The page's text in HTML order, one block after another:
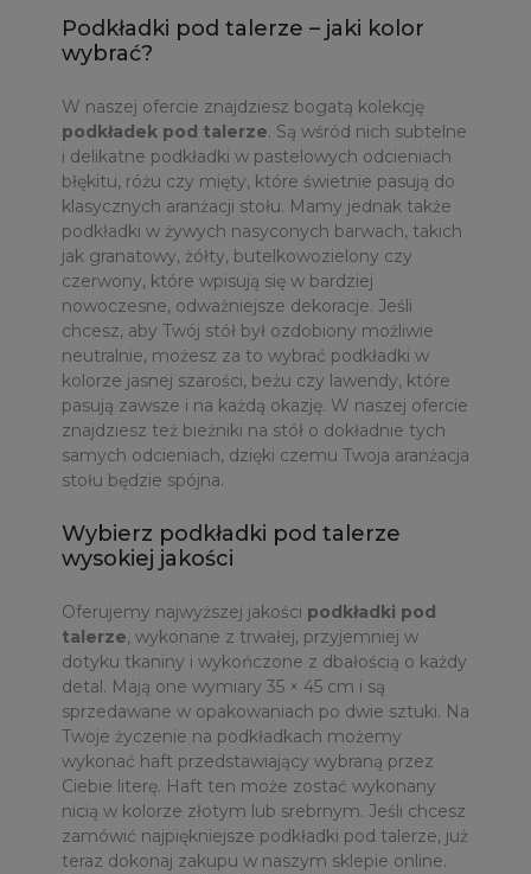
Podkładki pod talerze – jaki kolor
wybrać?
W naszej ofercie znajdziesz bogatą kolekcję
podkładek pod talerze. Są wśród nich subtelne
i delikatne podkładki w pastelowych odcieniach
błękitu, różu czy mięty, które świetnie pasują do
klasycznych aranżacji stołu. Mamy jednak także
podkładki w żywych nasyconych barwach, takich
jak granatowy, żółty, butelkowozielony czy
czerwony, które wpisują się w bardziej
nowoczesne, odważniejsze dekoracje. Jeśli
chcesz, aby Twój stół był ozdobiony możliwie
neutralnie, możesz za to wybrać podkładki w
kolorze jasnej szarości, beżu czy lawendy, które
pasują zawsze i na każdą okazję. W naszej ofercie
znajdziesz też bieżniki na stół o dokładnie tych
samych odcieniach, dzięki czemu Twoja aranżacja
stołu będzie spójna.
Wybierz podkładki pod talerze
wysokiej jakości
Oferujemy najwyższej jakości podkładki pod
talerze, wykonane z trwałej, przyjemniej w
dotyku tkaniny i wykończone z dbałością o każdy
detal. Mają one wymiary 35 × 45 cm i są
sprzedawane w opakowaniach po dwie sztuki. Na
Twoje życzenie na podkładkach możemy
wykonać haft przedstawiający wybraną przez
Ciebie literę. Haft ten może zostać wykonany
nicią w kolorze złotym lub srebrnym. Jeśli chcesz
zamówić najpiękniejsze podkładki pod talerze, już
teraz dokonaj zakupu w naszym sklepie online.